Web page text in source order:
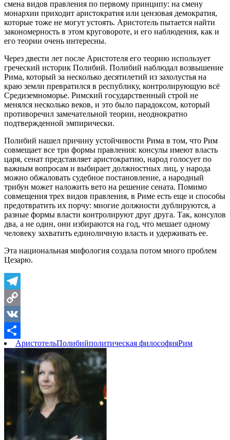
смена видов правления по первому принципу: на смену
монархии приходит аристократия или цензовая демократия,
которые тоже не могут устоять. Аристотель пытается найти
закономерность в этом круговороте, и его наблюдения, как и
его теории очень интересны.
Через двести лет после Аристотеля его теорию использует
греческий историк Полибий. Полибий наблюдал возвышение
Рима, который за несколько десятилетий из захолустья на
краю земли превратился в республику, контролирующую всё
Средиземноморье. Римский государственный строй не
менялся несколько веков, и это было парадоксом, который
противоречил замечательной теории, неоднократно
подтвержденной эмпирически.
Полибий нашел причину устойчивости Рима в том, что Рим
совмещает все три формы правления: консулы имеют власть
царя, сенат представляет аристократию, народ голосует по
важным вопросам и выбирает должностных лиц, у народа
можно обжаловать судебное постановление, а народный
трибун может наложить вето на решение сената. Помимо
совмещения трех видов правления, в Риме есть еще и способы
предотвратить их порчу: многие должности дублируются, а
разные формы власти контролируют друг друга. Так, консулов
два, а не один, они избираются на год, что мешает одному
человеку захватить единоличную власть и удерживать ее.
Эта национальная мифология создала потом много проблем
Цезарю.
Telegram
Copy
Link
VK
Отправить
АристотельПолибийполитическая философияРим